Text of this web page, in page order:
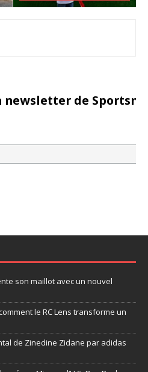
newsletter de
son maillot avec un nouvel
le RC Lens transforme un
de Zinedine Zidane par adidas